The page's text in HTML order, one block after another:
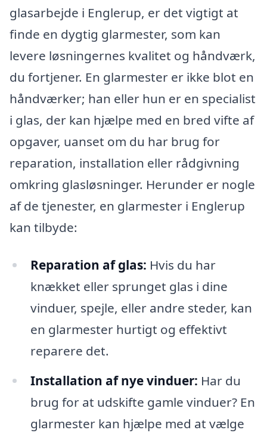
glasarbejde i Englerup, er det vigtigt at
finde en dygtig glarmester, som kan
levere løsningernes kvalitet og håndværk,
du fortjener. En glarmester er ikke blot en
håndværker; han eller hun er en specialist
i glas, der kan hjælpe med en bred vifte af
opgaver, uanset om du har brug for
reparation, installation eller rådgivning
omkring glasløsninger. Herunder er nogle
af de tjenester, en glarmester i Englerup
kan tilbyde:
Reparation af glas: Hvis du har
knækket eller sprunget glas i dine
vinduer, spejle, eller andre steder, kan
en glarmester hurtigt og effektivt
reparere det.
Installation af nye vinduer: Har du
brug for at udskifte gamle vinduer? En
glarmester kan hjælpe med at vælge